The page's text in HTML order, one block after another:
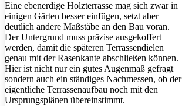
Eine ebenerdige Holzterrasse mag sich zwar in
einigen Gärten besser einfügen, setzt aber
deutlich andere Maßstäbe an den Bau voran.
Der Untergrund muss präzise ausgekoffert
werden, damit die späteren Terrassendielen
genau mit der Rasenkante abschließen können.
Hier ist nicht nur ein gutes Augenmaß gefragt
sondern auch ein ständiges Nachmessen, ob der
eigentliche Terrassenaufbau noch mit den
Ursprungsplänen übereinstimmt.